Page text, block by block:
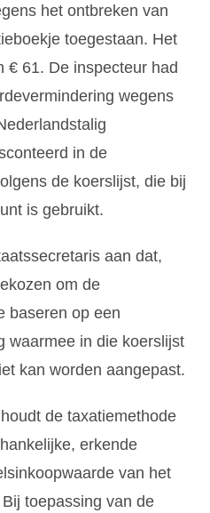
het ontbreken van
toegestaan. Het
€ 61. De inspecteur had
wegens
in de
de koerslijst, die bij
is gebruikt.
aan dat,
om de
baseren op een
waarmee in die koerslijst
kan worden aangepast.
de taxatiemethode
erkende
van het
toepassing van de